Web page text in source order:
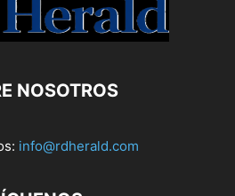
NOSOTROS
info@rdherald.com